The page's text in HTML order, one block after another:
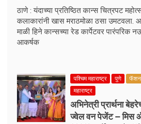
ठाणे : यंदाच्या प्रतिष्ठित कान्स चित्रपट
कलाकारांनी खास मराठमोळा ठसा उमटवला.
माळी हिने कान्सच्या रेड कार्पेटवर पारंपरिक
आकर्षक
पश्चिम महाराष्ट्र पुणे फॅशन
महाराष्ट्र
अभिनेत्री प्रार्थना
ज्वेल वन पेजेंट – मिस